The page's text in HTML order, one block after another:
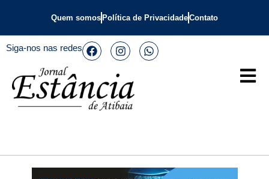
Quem somos Política de PrivacidadeContato
Siga-nos nas redes